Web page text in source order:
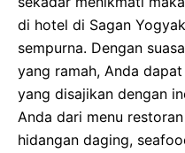
di hotel di Sagan
sempurna. Dengan
yang ramah, Anda
yang disajikan dengan
Anda dari menu
hidangan daging,